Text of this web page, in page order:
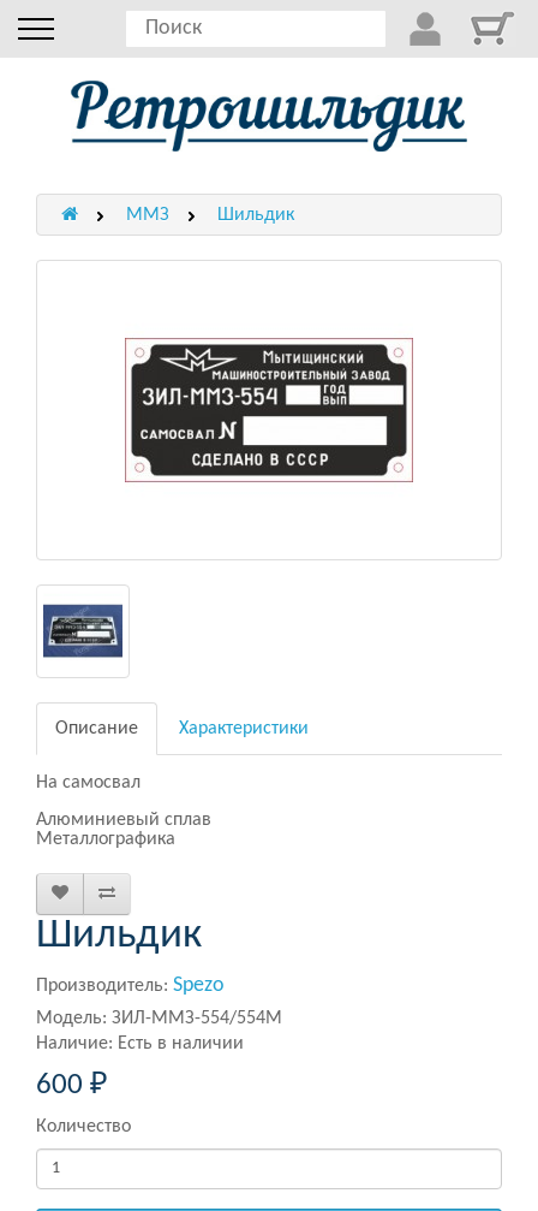
ММЗ Шильдик
Описание Характеристики
На самосвал
Алюминиевый сплав
Металлографика
Шильдик
Производитель: Spezo
Модель: ЗИЛ-ММЗ-554/554М
Наличие: Есть в наличии
600 ₽
Количество